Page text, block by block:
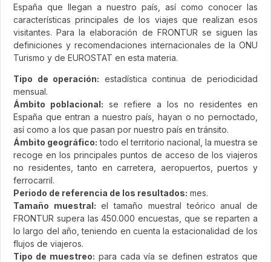
España que llegan a nuestro país, así como conocer las
características principales de los viajes que realizan esos
visitantes. Para la elaboración de FRONTUR se siguen las
definiciones y recomendaciones internacionales de la ONU
Turismo y de EUROSTAT en esta materia.
Tipo de operación: estadística continua de periodicidad
mensual.
Ámbito poblacional: se refiere a los no residentes en
España que entran a nuestro país, hayan o no pernoctado,
así como a los que pasan por nuestro país en tránsito.
Ámbito geográfico: todo el territorio nacional, la muestra se
recoge en los principales puntos de acceso de los viajeros
no residentes, tanto en carretera, aeropuertos, puertos y
ferrocarril.
Periodo de referencia de los resultados: mes.
Tamaño muestral: el tamaño muestral teórico anual de
FRONTUR supera las 450.000 encuestas, que se reparten a
lo largo del año, teniendo en cuenta la estacionalidad de los
flujos de viajeros.
Tipo de muestreo: para cada vía se definen estratos que